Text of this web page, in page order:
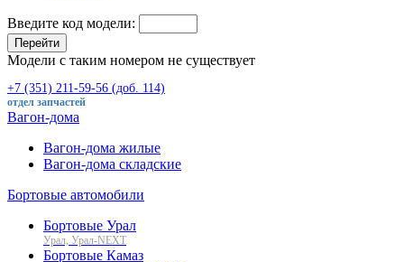
Введите код модели:
Перейти
Модели с таким номером не существует
+7 (351) 211-59-56 (доб. 114)
отдел запчастей
Вагон-дома
Вагон-дома жилые
Вагон-дома складские
Бортовые автомобили
Бортовые Урал
Урал, Урал-NEXT
Бортовые Камаз